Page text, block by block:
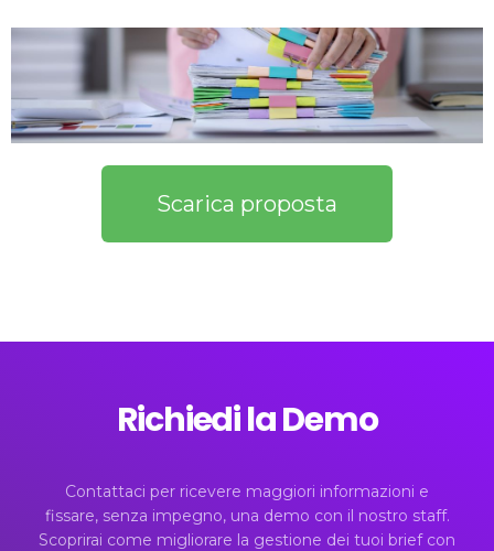
Scarica proposta
Richiedi la Demo
Contattaci per ricevere maggiori informazioni e
fissare, senza impegno, una demo con il nostro staff.
Scoprirai come migliorare la gestione dei tuoi brief con